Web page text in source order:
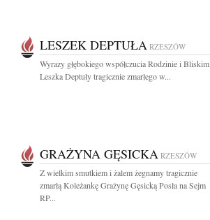
LESZEK DEPTUŁA RZESZÓW
Wyrazy głębokiego współczucia Rodzinie i Bliskim
Leszka Deptuły tragicznie zmarłego w...
GRAŻYNA GĘSICKA RZESZÓW
Z wielkim smutkiem i żalem żegnamy tragicznie
zmarłą Koleżankę Grażynę Gęsicką Posła na Sejm
RP...